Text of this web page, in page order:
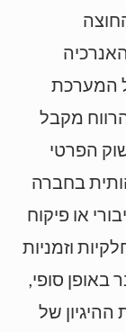
המערכת
מקבל
הפרטי
בחברה
או פיקוח
וזמניות
סופי,
של